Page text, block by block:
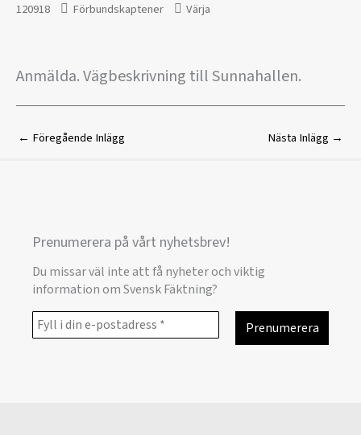
120918 Förbundskaptener Värja
Anmälda. Vägbeskrivning till Sunnahallen.
← Föregående Inlägg Nästa Inlägg →
Prenumerera på vårt nyhetsbrev!
Du missar väl inte att få nyheter och viktig
information om Svensk Fäktning?